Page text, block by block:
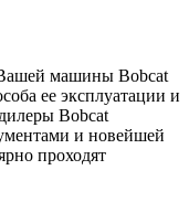
Вашей машины Bobcat
ее эксплуатации и
Bobcat
и новейшей
проходят